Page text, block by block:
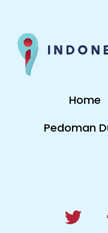
Home
Pedoman